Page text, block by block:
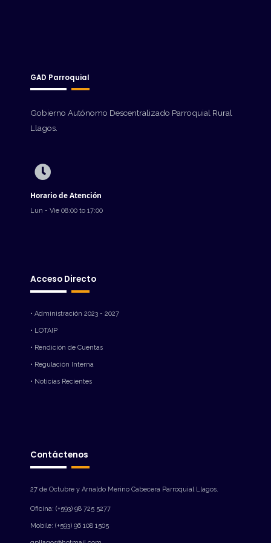
GAD Parroquial
Gobierno Autónomo Descentralizado Parroquial Rural
Llagos.
Horario de Atención
Lun - Vie 08:00 to 17:00
Acceso Directo
• Administración 2023 - 2027
• LOTAIP
• Rendición de Cuentas
• Regulación Interna
• Noticias Recientes
Contáctenos
27 de Octubre y Arnaldo Merino Cabecera Parroquial Llagos.
Oficina: (+593) 98 725 5277
Mobile: (+593) 96 108 1505